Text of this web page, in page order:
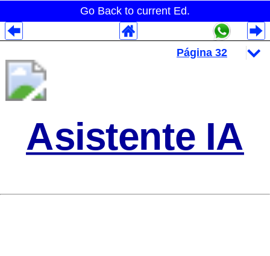
Go Back to current Ed.
Asistente IA
Despliegues Analytics
Despliegues Totales
Despliegues por Rubros